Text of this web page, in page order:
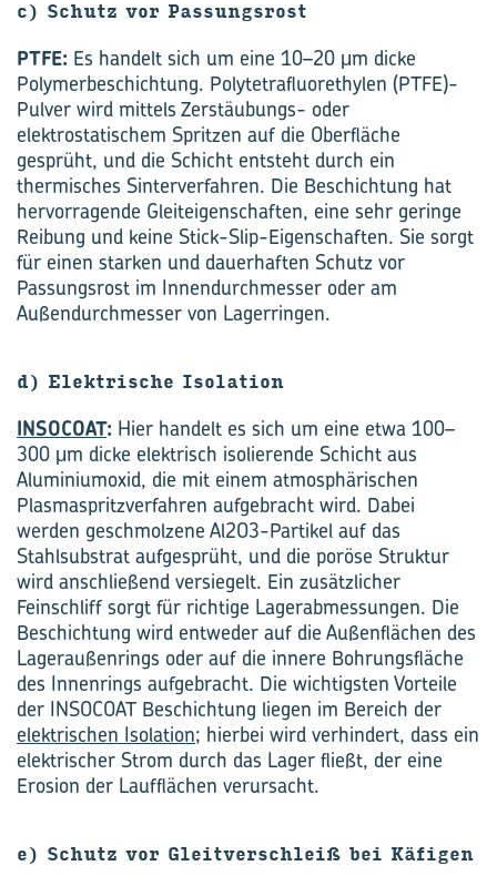
c) Schutz vor Passungsrost
PTFE: Es handelt sich um eine 10–20 μm dicke
Polymerbeschichtung. Polytetrafluorethylen (PTFE)-
Pulver wird mittels Zerstäubungs- oder
elektrostatischem Spritzen auf die Oberfläche
gesprüht, und die Schicht entsteht durch ein
thermisches Sinterverfahren. Die Beschichtung hat
hervorragende Gleiteigenschaften, eine sehr geringe
Reibung und keine Stick-Slip-Eigenschaften. Sie sorgt
für einen starken und dauerhaften Schutz vor
Passungsrost im Innendurchmesser oder am
Außendurchmesser von Lagerringen.
d) Elektrische Isolation
INSOCOAT: Hier handelt es sich um eine etwa 100–
300 μm dicke elektrisch isolierende Schicht aus
Aluminiumoxid, die mit einem atmosphärischen
Plasmaspritzverfahren aufgebracht wird. Dabei
werden geschmolzene Al2O3-Partikel auf das
Stahlsubstrat aufgesprüht, und die poröse Struktur
wird anschließend versiegelt. Ein zusätzlicher
Feinschliff sorgt für richtige Lagerabmessungen. Die
Beschichtung wird entweder auf die Außenflächen des
Lageraußenrings oder auf die innere Bohrungsfläche
des Innenrings aufgebracht. Die wichtigsten Vorteile
der INSOCOAT Beschichtung liegen im Bereich der
elektrischen Isolation; hierbei wird verhindert, dass ein
elektrischer Strom durch das Lager fließt, der eine
Erosion der Laufflächen verursacht.
e) Schutz vor Gleitverschleiß bei Käfigen